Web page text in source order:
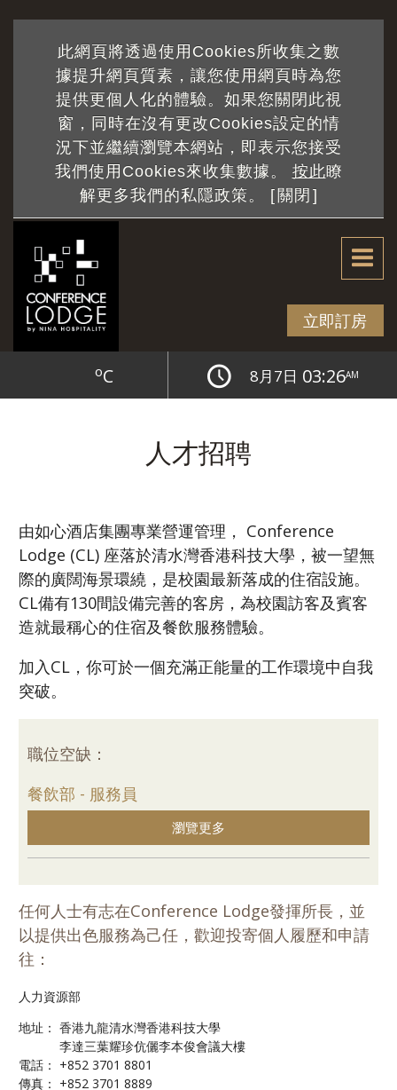
此網頁將透過使用Cookies所收集之數
據提升網頁質素，讓您使用網頁時為您
提供更個人化的體驗。如果您關閉此視
窗，同時在沒有更改Cookies設定的情
況下並繼續瀏覽本網站，即表示您接受
我們使用Cookies來收集數據。 按此瞭
解更多我們的私隱政策。 [ 關閉 ]
立即訂房
oC 8月7日 03:26AM
人才招聘
由如心酒店集團專業營運管理， Conference
Lodge (CL) 座落於清水灣香港科技大學，被一望無
際的廣闊海景環繞，是校園最新落成的住宿設施。
CL備有130間設備完善的客房，為校園訪客及賓客
造就最稱心的住宿及餐飲服務體驗。
加入CL，你可於一個充滿正能量的工作環境中自我
突破。
職位空缺：
餐飲部 - 服務員
瀏覽更多
任何人士有志在Conference Lodge發揮所長，並
以提供出色服務為己任，歡迎投寄個人履歷和申請
往：
人力資源部
地址： 香港九龍清水灣香港科技大學
李達三葉耀珍伉儷李本俊會議大樓
電話： +852 3701 8801
傳真： +852 3701 8889